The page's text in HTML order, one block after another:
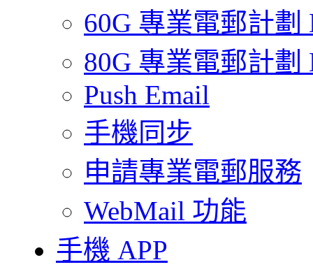
60G 專業電郵計劃
80G 專業電郵計劃
Push Email
手機同步
申請專業電郵服務
WebMail 功能
手機 APP